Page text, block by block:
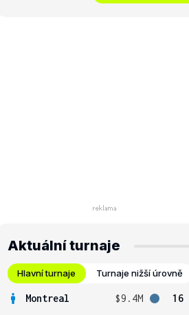
Aktuální turnaje
Hlavní turnaje Turnaje nižší úrovně
Montreal $9.4M
16